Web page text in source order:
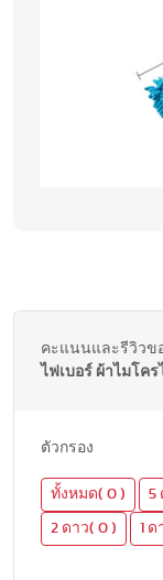
คะแนนและรีวิวข
ไฟเบอร์ ผ้าไมโคร
ตัวกรอง
ทั้งหมด( 0 ) 5
2 ดาว( 0 ) 1 ด